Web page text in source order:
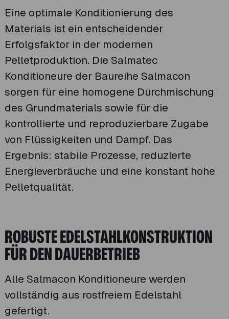
Eine optimale Konditionierung des
Materials ist ein entscheidender
Erfolgsfaktor in der modernen
Pelletproduktion. Die Salmatec
Konditioneure der Baureihe Salmacon
sorgen für eine homogene Durchmischung
des Grundmaterials sowie für die
kontrollierte und reproduzierbare Zugabe
von Flüssigkeiten und Dampf. Das
Ergebnis: stabile Prozesse, reduzierte
Energieverbräuche und eine konstant hohe
Pelletqualität.
ROBUSTE EDELSTAHLKONSTRUKTION
FÜR DEN DAUERBETRIEB
Alle Salmacon Konditioneure werden
vollständig aus rostfreiem Edelstahl
gefertigt.